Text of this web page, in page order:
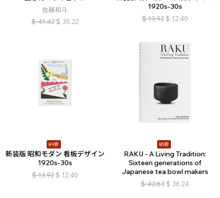
佐藤和斗
$ 41.42 $ 35.22
1920s-30s
$ 13.92 $ 12.40
89折
新装版 昭和モダン 看板デザイン
1920s-30s
$ 13.92 $ 12.40
85折
RAKU - A Living Tradition:
Sixteen generations of
Japanese tea bowl makers
$ 42.63 $ 36.24